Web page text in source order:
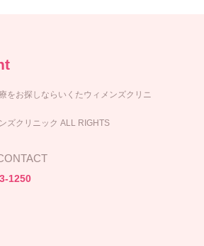
をお探しならいくたウィメンズクリニ
ズクリニック ALL RIGHTS
1250